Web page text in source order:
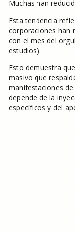
Muchas han
Esta tendencia
corporaciones han
con el mes del
estudios).
Esto demuestra
masivo que
manifestaciones
depende de la
específicos y del